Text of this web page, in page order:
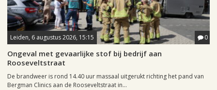
Leiden, 6 augustus 2026, 15:15 0
Ongeval met gevaarlijke stof bij bedrijf aan
Rooseveltstraat
De brandweer is rond 14.40 uur massaal uitgerukt richting het pand van
Bergman Clinics aan de Rooseveltstraat in...